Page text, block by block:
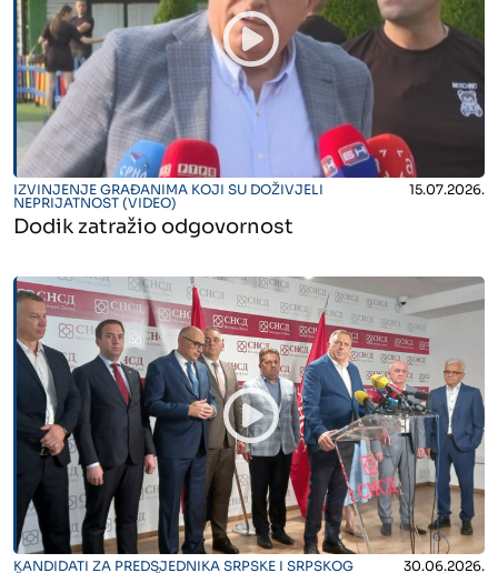
" alt="">
IZVINJENJE GRAĐANIMA KOJI SU DOŽIVJELI
NEPRIJATNOST (VIDEO)
15.07.2026.
Dodik zatražio odgovornost
" alt="">
KANDIDATI ZA PREDSJEDNIKA SRPSKE I SRPSKOG
30.06.2026.